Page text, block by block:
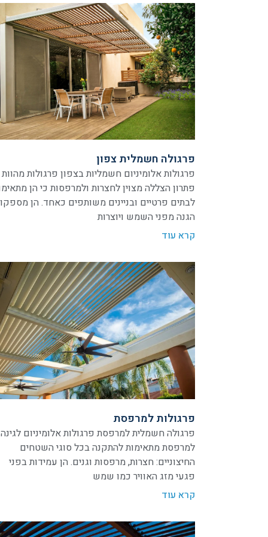
פרגולה חשמלית צפון
פרגולות אלומיניום חשמליות בצפון פרגולות מהוות
פתרון הצללה מצוין לחצרות ולמרפסות כי הן
לבתים פרטיים ובניינים משותפים כאחד. הן
הגנה מפני השמש ויוצרות
קרא עוד
פרגולות למרפסת
פרגולה חשמלית למרפסת פרגולות אלומיניום
למרפסת מתאימות להתקנה בכל סוגי השטחים
החיצוניים: חצרות, מרפסות וגנים. הן עמידות בפני
פגעי מזג האוויר כמו שמש
קרא עוד